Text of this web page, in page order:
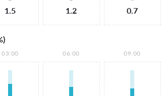
1.5 1.2 0.7
03:00 06:00 09:00